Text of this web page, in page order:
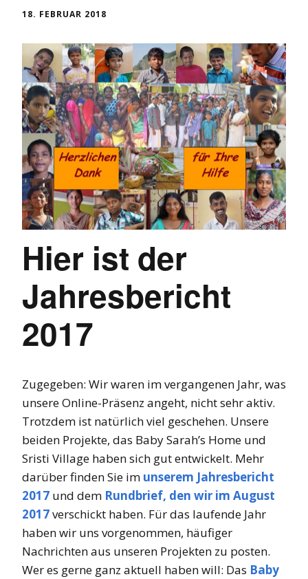
18. FEBRUAR 2018
Hier ist der
Jahresbericht
2017
Zugegeben: Wir waren im vergangenen Jahr, was
unsere Online-Präsenz angeht, nicht sehr aktiv.
Trotzdem ist natürlich viel geschehen. Unsere
beiden Projekte, das Baby Sarah’s Home und
Sristi Village haben sich gut entwickelt. Mehr
darüber finden Sie im unserem Jahresbericht
2017 und dem Rundbrief, den wir im August
2017verschickt haben. Für das laufende Jahr
haben wir uns vorgenommen, häufiger
Nachrichten aus unseren Projekten zu posten.
Wer es gerne ganz aktuell haben will: Das Baby